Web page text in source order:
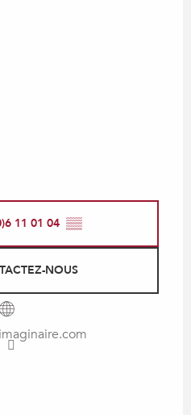
11 01 04 ▒▒
NOUS